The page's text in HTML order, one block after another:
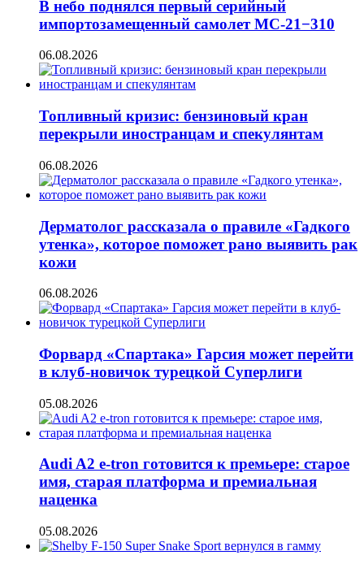
В небо поднялся первый серийный
импортозамещенный самолет МС-21−310
06.08.2026
Топливный кризис: бензиновый кран
перекрыли иностранцам и спекулянтам
06.08.2026
Дерматолог рассказала о правиле «Гадкого
утенка», которое поможет рано выявить рак
кожи
06.08.2026
Форвард «Спартака» Гарсия может перейти
в клуб-новичок турецкой Суперлиги
05.08.2026
Audi A2 e-tron готовится к премьере: старое
имя, старая платформа и премиальная
наценка
05.08.2026